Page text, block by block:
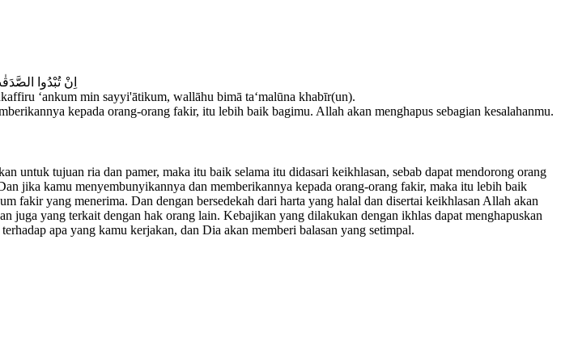
اِنْ تُبْدُوا
‘ankum min sayyi'ātikum, wallāhu bimā ta‘malūna khabīr(un).
kepada orang-orang fakir, itu lebih baik bagimu. Allah akan menghapus sebagian kesalahanmu.
untuk tujuan ria dan pamer, maka itu baik selama itu didasari keikhlasan, sebab dapat mendorong orang
jika kamu menyembunyikannya dan memberikannya kepada orang-orang fakir, maka itu lebih baik
fakir yang menerima. Dan dengan bersedekah dari harta yang halal dan disertai keikhlasan Allah akan
juga yang terkait dengan hak orang lain. Kebajikan yang dilakukan dengan ikhlas dapat menghapuskan
apa yang kamu kerjakan, dan Dia akan memberi balasan yang setimpal.